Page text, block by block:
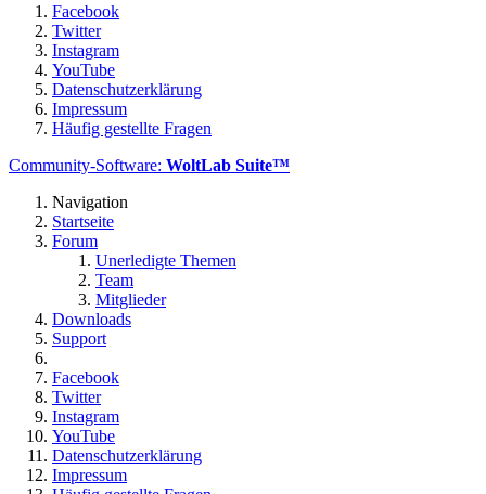
Facebook
Twitter
Instagram
YouTube
Datenschutzerklärung
Impressum
Häufig gestellte Fragen
Community-Software: WoltLab Suite™
Navigation
Startseite
Forum
Unerledigte Themen
Team
Mitglieder
Downloads
Support
Facebook
Twitter
Instagram
YouTube
Datenschutzerklärung
Impressum